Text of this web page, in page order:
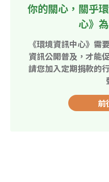
你的關心，關乎
心》
《環境資訊中心》需
資訊公開普及，才能
請您加入定期捐款的
前